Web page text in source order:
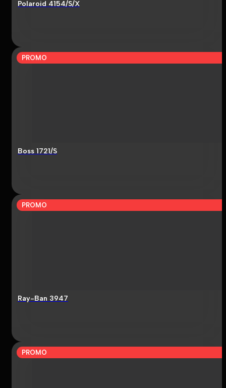
Polaroid 4154/S/X
PROMO
Boss 1721/S
PROMO
Ray-Ban 3947
PROMO